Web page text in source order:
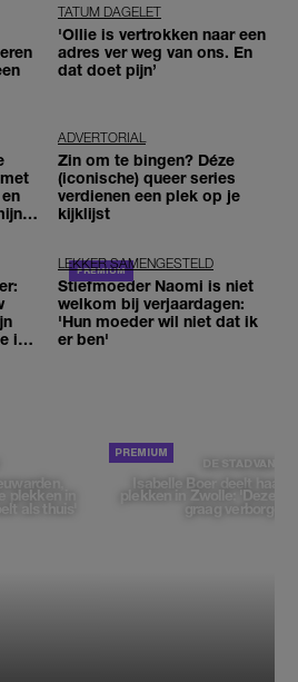
TATUM DAGELET
'Ollie is vertrokken naar een
adres ver weg van ons. En
dat doet pijn’
ADVERTORIAL
Zin om te bingen? Déze
(iconische) queer series
verdienen een plek op je
kijklijst
ik
LEKKER SAMENGESTELD
Stiefmoeder Naomi is niet
welkom bij verjaardagen:
'Hun moeder wil niet dat ik
er ben'
plekken in
als thuis'
DE STAD VAN
Isabelle Boer deelt haar
plekken in Zwolle: 'Deze
graag verborgen'